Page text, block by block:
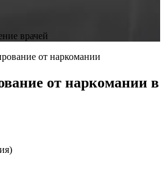
врачей
от наркомании
от наркомании в